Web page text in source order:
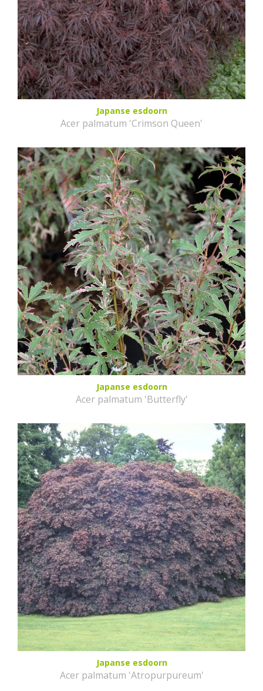
Japanse esdoorn
Acer palmatum 'Crimson Queen'
Japanse esdoorn
Acer palmatum 'Butterfly'
Japanse esdoorn
Acer palmatum 'Atropurpureum'